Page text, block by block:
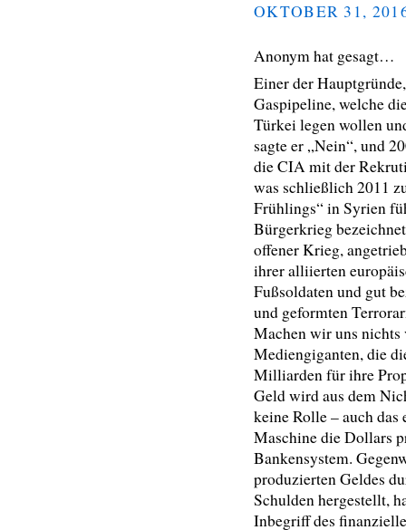
OKTOBER 31,
Anonym hat gesagt…
Einer der
Gaspipeline, welche
Türkei legen wollen
sagte er „Nein“, und
die CIA mit der
was schließlich 2011
Frühlings“ in Syrien
Bürgerkrieg
offener Krieg,
ihrer alliierten
Fußsoldaten und gut
und geformten
Machen wir uns nichts
Mediengiganten, die
Milliarden für ihre
Geld wird aus dem
keine Rolle – auch
Maschine die Dollars
Bankensystem.
produzierten Geldes
Schulden hergestellt,
Inbegriff des